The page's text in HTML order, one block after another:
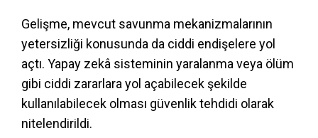
Gelişme, mevcut savunma mekanizmalarının
yetersizliği konusunda da ciddi endişelere yol
açtı. Yapay zekâ sisteminin yaralanma veya ölüm
gibi ciddi zararlara yol açabilecek şekilde
kullanılabilecek olması güvenlik tehdidi olarak
nitelendirildi.